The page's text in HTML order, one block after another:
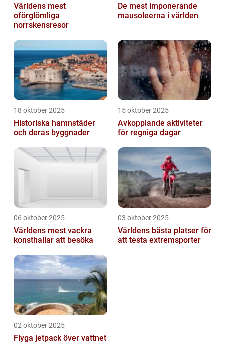
Världens mest
oförglömliga
norrskensresor
De mest imponerande
mausoleerna i världen
18 oktober 2025
Historiska hamnstäder
och deras byggnader
15 oktober 2025
Avkopplande aktiviteter
för regniga dagar
06 oktober 2025
Världens mest vackra
konsthallar att besöka
03 oktober 2025
Världens bästa platser för
att testa extremsporter
02 oktober 2025
Flyga jetpack över vattnet